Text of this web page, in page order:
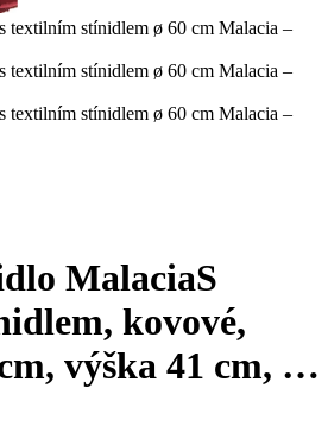
MalaciaS
kovové,
výška 41 cm, …